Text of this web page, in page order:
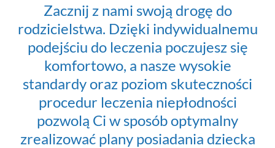
Zacznij z nami swoją drogę do
rodzicielstwa. Dzięki indywidualnemu
podejściu do leczenia poczujesz się
komfortowo, a nasze wysokie
standardy oraz poziom skuteczności
procedur leczenia niepłodności
pozwolą Ci w sposób optymalny
zrealizować plany posiadania dziecka